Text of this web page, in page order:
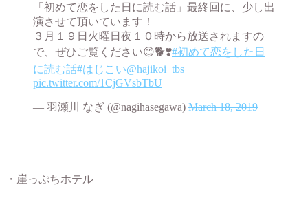
「初めて恋をした日に読む話」最終回に、少し出
演させて頂いています！
３月１９日火曜日夜１０時から放送されますの
で、ぜひご覧ください😊🐕❣️#初めて恋をした日
に読む話#はじこい@hajikoi_tbs
pic.twitter.com/1CjGVsbTbU
— 羽瀬川 なぎ (@nagihasegawa) March 18, 2019
・崖っぷちホテル